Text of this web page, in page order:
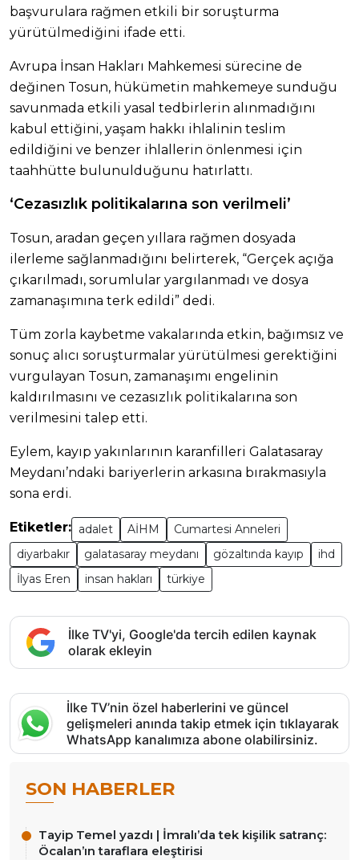
başvurulara rağmen etkili bir soruşturma
yürütülmediğini ifade etti.
Avrupa İnsan Hakları Mahkemesi sürecine de
değinen Tosun, hükümetin mahkemeye sunduğu
savunmada etkili yasal tedbirlerin alınmadığını
kabul ettiğini, yaşam hakkı ihlalinin teslim
edildiğini ve benzer ihlallerin önlenmesi için
taahhütte bulunulduğunu hatırlattı.
‘Cezasızlık politikalarına son verilmeli’
Tosun, aradan geçen yıllara rağmen dosyada
ilerleme sağlanmadığını belirterek, “Gerçek açığa
çıkarılmadı, sorumlular yargılanmadı ve dosya
zamanaşımına terk edildi” dedi.
Tüm zorla kaybetme vakalarında etkin, bağımsız ve
sonuç alıcı soruşturmalar yürütülmesi gerektiğini
vurgulayan Tosun, zamanaşımı engelinin
kaldırılmasını ve cezasızlık politikalarına son
verilmesini talep etti.
Eylem, kayıp yakınlarının karanfilleri Galatasaray
Meydanı’ndaki bariyerlerin arkasına bırakmasıyla
sona erdi.
Etiketler: adalet AİHM
Cumartesi Anneleri
diyarbakır
galatasaray meydanı gözaltında kayıp
ihd
İlyas Eren
insan hakları türkiye
İlke TV'yi, Google'da tercih edilen kaynak
olarak ekleyin
İlke TV’nin özel haberlerini ve güncel
gelişmeleri anında takip etmek için tıklayarak
WhatsApp kanalımıza abone olabilirsiniz.
SON HABERLER
Tayip Temel yazdı | İmralı’da tek kişilik satranç:
Öcalan’ın taraflara eleştirisi